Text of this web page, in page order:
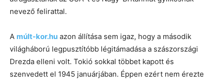
nevező felirattal.
A múlt-kor.hu azon állítása sem igaz, hogy a második
világháború legpusztítóbb légitámadása a szászországi
Drezda elleni volt. Tokió sokkal többet kapott és
szenvedett el 1945 januárjában. Éppen ezért nem érezte